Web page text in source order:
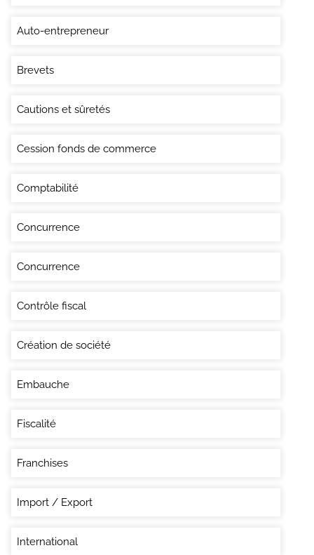
Auto-entrepreneur
Brevets
Cautions et sûretés
Cession fonds de commerce
Comptabilité
Concurrence
Concurrence
Contrôle fiscal
Création de société
Embauche
Fiscalité
Franchises
Import / Export
International